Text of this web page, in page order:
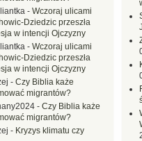
- Wczoraj ulicami
Dziedzic przeszła
w intencji Ojczyzny
- Wczoraj ulicami
Dziedzic przeszła
w intencji Ojczyzny
- Czy Biblia każe
migrantów?
- Czy Biblia każe
migrantów?
- Kryzys klimatu czy